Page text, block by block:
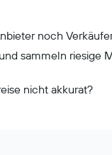
noch
sammeln riesige
nicht akkurat?